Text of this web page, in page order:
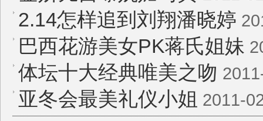
2.14怎样追到刘翔潘晓婷
巴西花游美女PK蒋氏姐妹
体坛十大经典唯美之吻
亚冬会最美礼仪小姐 2011-